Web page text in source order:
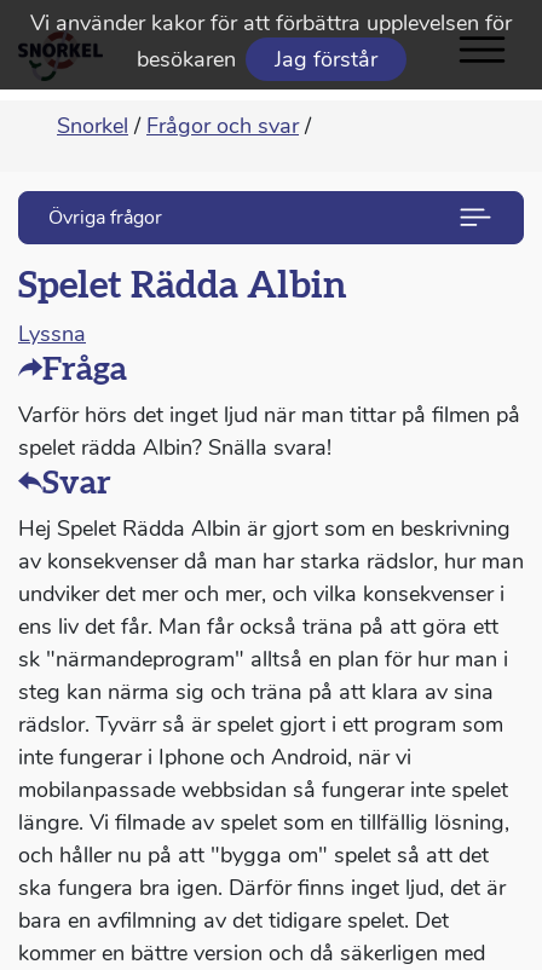
Vi använder kakor för att förbättra upplevelsen för
besökaren
Jag förstår
Snorkel / Frågor och svar /
Övriga frågor
Spelet Rädda Albin
Lyssna
Fråga
Varför hörs det inget ljud när man tittar på filmen på
spelet rädda Albin? Snälla svara!
Svar
Hej Spelet Rädda Albin är gjort som en beskrivning
av konsekvenser då man har starka rädslor, hur man
undviker det mer och mer, och vilka konsekvenser i
ens liv det får. Man får också träna på att göra ett
sk "närmandeprogram" alltså en plan för hur man i
steg kan närma sig och träna på att klara av sina
rädslor. Tyvärr så är spelet gjort i ett program som
inte fungerar i Iphone och Android, när vi
mobilanpassade webbsidan så fungerar inte spelet
längre. Vi filmade av spelet som en tillfällig lösning,
och håller nu på att "bygga om" spelet så att det
ska fungera bra igen. Därför finns inget ljud, det är
bara en avfilmning av det tidigare spelet. Det
kommer en bättre version och då säkerligen med